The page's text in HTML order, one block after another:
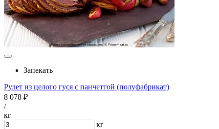
Запекать
Рулет из целого гуся с панчеттой (полуфабрикат)
8 078 ₽
/
кг
кг